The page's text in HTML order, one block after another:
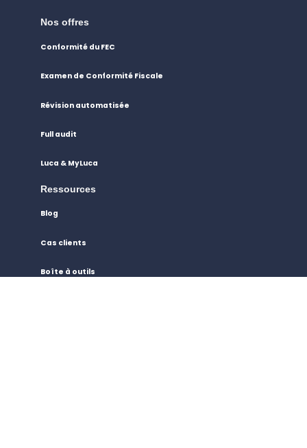
Nos offres
Conformité du FEC
Examen de Conformité Fiscale
Révision automatisée
Full audit
Luca & MyLuca
Ressources
Blog
Cas clients
Boîte à outils